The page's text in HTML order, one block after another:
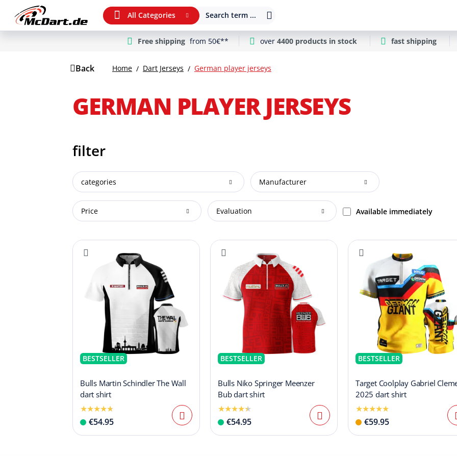
All Categories Search term ...
Free shipping from 50€** over 4400 products in stock fast shipping
Back Home Dart Jerseys German player jerseys
GERMAN PLAYER JERSEYS
filter
categories Manufacturer
Price Evaluation Available immediately
BESTSELLER
Bulls Martin Schindler The Wall
dart shirt
€54.95
BESTSELLER
Bulls Niko Springer Meenzer
Bub dart shirt
€54.95
BESTSELLER
Target Coolplay Gabriel
2025 dart shirt
€59.95